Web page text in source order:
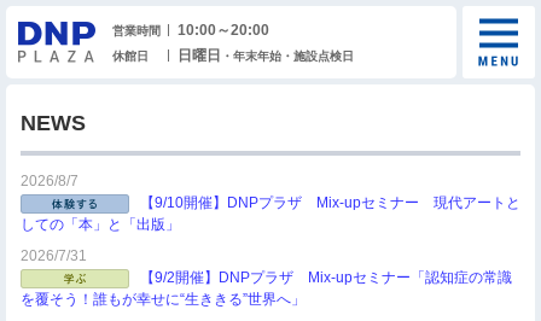
営業時間 10:00～20:00
休館日 日曜日 ・年末年始・施設点検日
NEWS
2026/8/7
【9/10開催】DNPプラザ Mix-upセミナー 現代アートと
しての「本」と「出版」
2026/7/31
【9/2開催】DNPプラザ Mix-upセミナー「認知症の常識
を覆そう！誰もが幸せに“生ききる”世界へ」